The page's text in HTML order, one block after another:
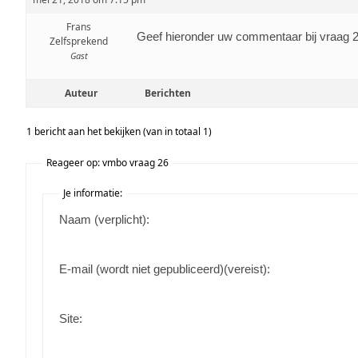
Frans
Zelfsprekend
Gast
Geef hieronder uw commentaar bij vraag
Auteur Berichten
1 bericht aan het bekijken (van in totaal 1)
Reageer op: vmbo vraag 26
Je informatie:
Naam (verplicht):
E-mail (wordt niet gepubliceerd)(vereist):
Site: